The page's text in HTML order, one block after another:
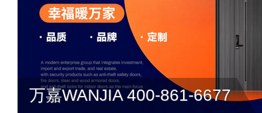
万嘉WANJIA 400-861-6677